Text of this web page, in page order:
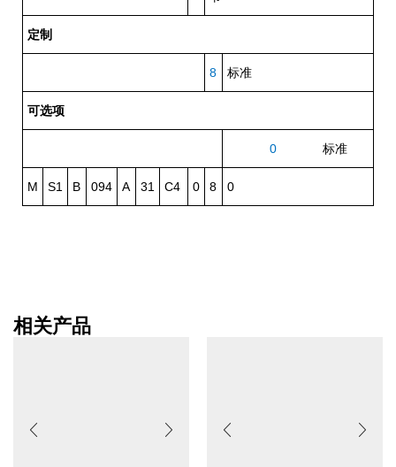
定制
8 标准
可选项
0 标准
M S1 B 094 A 31 C4 0 8 0
相关产品